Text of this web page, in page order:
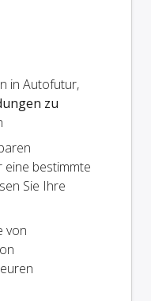
in Autofutur,
zu
eine bestimmte
Sie Ihre
von